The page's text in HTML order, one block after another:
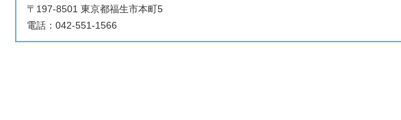
〒197-8501 東京都福生市本町5
電話：042-551-1566